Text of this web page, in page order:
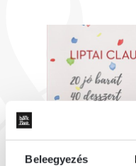
Beleegyezés